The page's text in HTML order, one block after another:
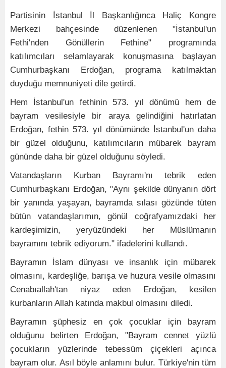
Partisinin İstanbul İl Başkanlığınca Haliç Kongre
Merkezi bahçesinde düzenlenen "İstanbul'un
Fethi'nden Gönüllerin Fethine" programında
katılımcıları selamlayarak konuşmasına başlayan
Cumhurbaşkanı Erdoğan, programa katılmaktan
duyduğu memnuniyeti dile getirdi.
Hem İstanbul'un fethinin 573. yıl dönümü hem de
bayram vesilesiyle bir araya gelindiğini hatırlatan
Erdoğan, fethin 573. yıl dönümünde İstanbul'un daha
bir güzel olduğunu, katılımcıların mübarek bayram
gününde daha bir güzel olduğunu söyledi.
Vatandaşların Kurban Bayramı'nı tebrik eden
Cumhurbaşkanı Erdoğan, "Aynı şekilde dünyanın dört
bir yanında yaşayan, bayramda sılası gözünde tüten
bütün vatandaşlarımın, gönül coğrafyamızdaki her
kardeşimizin, yeryüzündeki her Müslümanın
bayramını tebrik ediyorum." ifadelerini kullandı.
Bayramın İslam dünyası ve insanlık için mübarek
olmasını, kardeşliğe, barışa ve huzura vesile olmasını
Cenabıallah'tan niyaz eden Erdoğan, kesilen
kurbanların Allah katında makbul olmasını diledi.
Bayramın şüphesiz en çok çocuklar için bayram
olduğunu belirten Erdoğan, "Bayram cennet yüzlü
çocukların yüzlerinde tebessüm çiçekleri açınca
bayram olur. Asıl böyle anlamını bulur. Türkiye'nin tüm